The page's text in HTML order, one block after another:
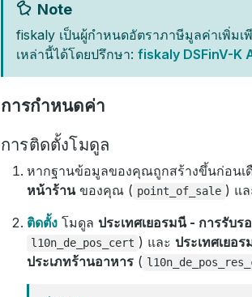
Note
fiskaly เป็นผู้กำหนดอัตราภาษีมูลค่าเพิ่ม
เหล่านี้ได้โดยปรึกษา: fiskaly DSFinV-K
การกำหนดค่า
การติดตั้งโมดูล
หากฐานข้อมูลของคุณถูกสร้างขึ้นก่อนเ
หน้าร้านของคุณ ( point_of_sale ) แ
ติดตั้ง โมดูล ประเทศเยอรมนี - การรับ
l10n_de_pos_cert ) และ ประเทศเยอ
ประเภทร้านอาหาร (